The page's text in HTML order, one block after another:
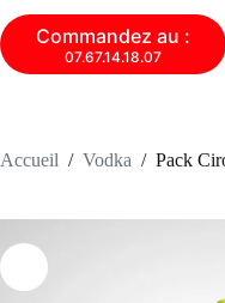
Commandez au :
07.67.14.18.07
Accueil / Vodka / Pack